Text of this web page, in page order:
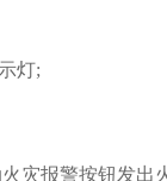
灯;
灾报警按钮发出